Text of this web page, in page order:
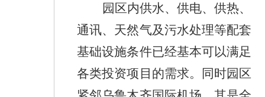
园区内供水、供电、供热、
通讯、天然气及污水处理等配套
基础设施条件已经基本可以满足
各类投资项目的需求。同时园区